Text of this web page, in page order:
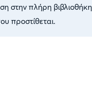
στην πλήρη
προστίθεται.